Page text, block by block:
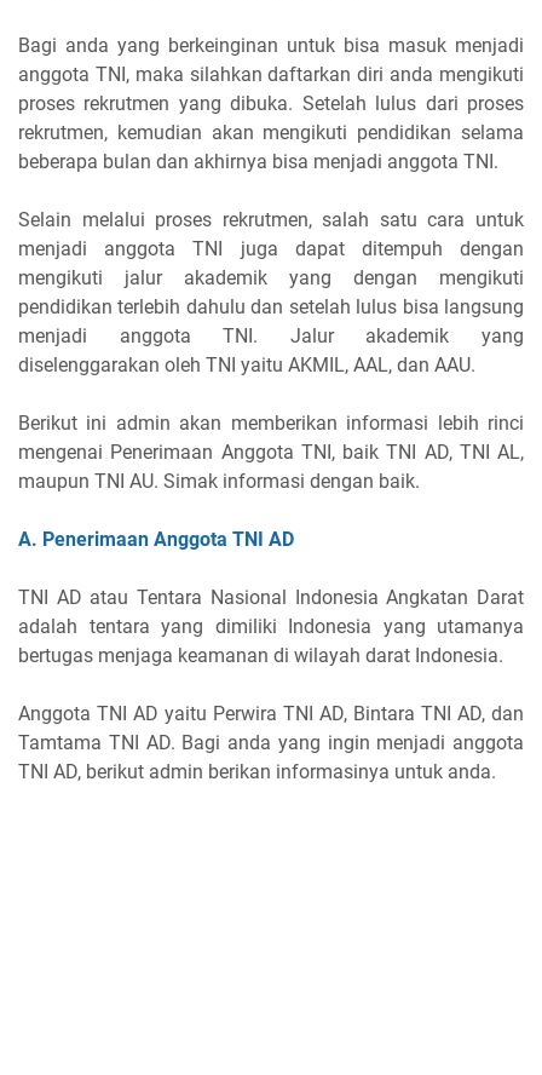
Bagi anda yang berkeinginan untuk bisa masuk menjadi
anggota TNI, maka silahkan daftarkan diri anda mengikuti
proses rekrutmen yang dibuka. Setelah lulus dari proses
rekrutmen, kemudian akan mengikuti pendidikan selama
beberapa bulan dan akhirnya bisa menjadi anggota TNI.
Selain melalui proses rekrutmen, salah satu cara untuk
menjadi anggota TNI juga dapat ditempuh dengan
mengikuti jalur akademik yang dengan mengikuti
pendidikan terlebih dahulu dan setelah lulus bisa langsung
menjadi anggota TNI. Jalur akademik yang
diselenggarakan oleh TNI yaitu AKMIL, AAL, dan AAU.
Berikut ini admin akan memberikan informasi lebih rinci
mengenai Penerimaan Anggota TNI, baik TNI AD, TNI AL,
maupun TNI AU. Simak informasi dengan baik.
A. Penerimaan Anggota TNI AD
TNI AD atau Tentara Nasional Indonesia Angkatan Darat
adalah tentara yang dimiliki Indonesia yang utamanya
bertugas menjaga keamanan di wilayah darat Indonesia.
Anggota TNI AD yaitu Perwira TNI AD, Bintara TNI AD, dan
Tamtama TNI AD. Bagi anda yang ingin menjadi anggota
TNI AD, berikut admin berikan informasinya untuk anda.